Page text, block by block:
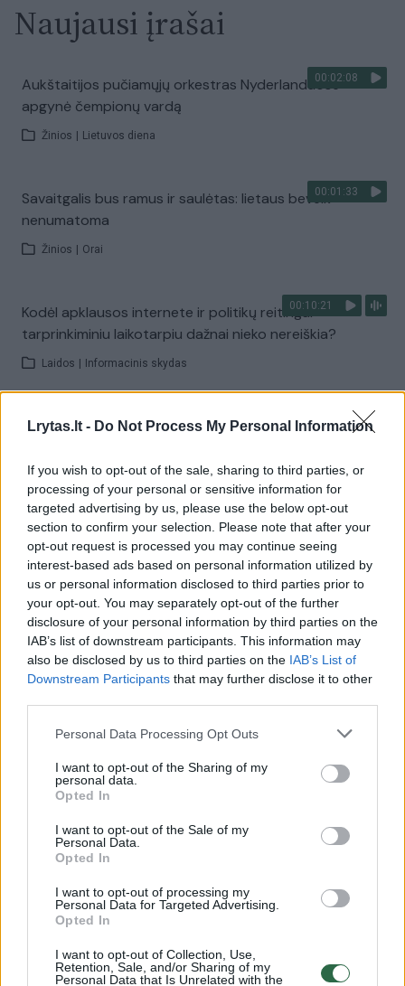
Lrytas.lt - Do Not Process My Personal Information
If you wish to opt-out of the sale, sharing to third parties, or
processing of your personal or sensitive information for
targeted advertising by us, please use the below opt-out
section to confirm your selection. Please note that after your
opt-out request is processed you may continue seeing
interest-based ads based on personal information utilized by
us or personal information disclosed to third parties prior to
your opt-out. You may separately opt-out of the further
disclosure of your personal information by third parties on the
IAB’s list of downstream participants. This information may
also be disclosed by us to third parties on the IAB’s List of
Downstream Participants that may further disclose it to other
Personal Data Processing Opt Outs
I want to opt-out of the Sharing of my
personal data.
Opted In
I want to opt-out of the Sale of my
Personal Data.
Opted In
I want to opt-out of processing my
Personal Data for Targeted Advertising.
Opted In
I want to opt-out of Collection, Use,
Retention, Sale, and/or Sharing of my
Personal Data that Is Unrelated with the
Naujausi įrašai
00:02:08
Aukštaitijos pučiamųjų orkestras Nyderlanduose
apgynė čempionų vardą
Žinios Lietuvos diena
00:01:33
Savaitgalis bus ramus ir saulėtas: lietaus beveik
nenumatoma
Žinios Orai
00:10:21
Kodėl apklausos internete ir politikų reitingai
tarprinkiminiu laikotarpiu dažnai nieko nereiškia?
Laidos Informacinis skydas
00:15:25
Ruošiantis naujiems mokslo metams – vaikų teisių
Laidos | Nauja diena
Visi įrašai
Žiūrimiausi įrašai
00:00:30
Vaizdai iš tragiškos avarijos Vilniaus r.: dviejų moterų ir
vaiko gyvybių išgelbėti nepavyko
Žinios | Lietuvos diena
Savaitės vidurys nusimato karštas: temperatūra kils iki
32 laipsnių šilumos
Žinios | Orai
00:00:59
Nufilmavo, kaip patvino Vilniaus Vakarinis aplinkkelis:
Žinios | Lietuvos diena